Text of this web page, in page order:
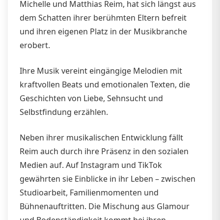
Michelle und Matthias Reim, hat sich längst aus
dem Schatten ihrer berühmten Eltern befreit
und ihren eigenen Platz in der Musikbranche
erobert.
Ihre Musik vereint eingängige Melodien mit
kraftvollen Beats und emotionalen Texten, die
Geschichten von Liebe, Sehnsucht und
Selbstfindung erzählen.
Neben ihrer musikalischen Entwicklung fällt
Reim auch durch ihre Präsenz in den sozialen
Medien auf. Auf Instagram und TikTok
gewährten sie Einblicke in ihr Leben – zwischen
Studioarbeit, Familienmomenten und
Bühnenauftritten. Die Mischung aus Glamour